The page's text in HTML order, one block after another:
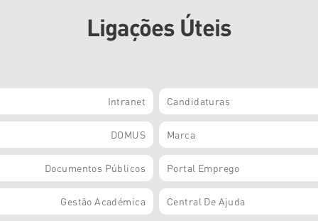
Ligações Úteis
Intranet Candidaturas
DOMUS Marca
Documentos Públicos Portal Emprego
Gestão Académica Central De Ajuda